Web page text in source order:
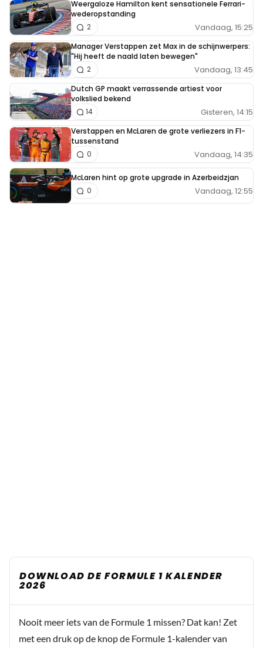
Weergaloze Hamilton kent sensationele Ferrari-
wederopstanding
Vandaag, 15:25
2
Manager Verstappen zet Max in de schijnwerpers:
"Hij heeft de naald laten bewegen"
Vandaag, 13:45
2
Dutch GP maakt verrassende artiest voor
volkslied bekend
Gisteren, 14:15
14
Verstappen en McLaren de grote verliezers in F1-
tussenstand
Vandaag, 14:35
0
McLaren hint op grote upgrade in Azerbeidzjan
Vandaag, 12:55
0
DOWNLOAD DE FORMULE 1 KALENDER
2026
Nooit meer iets van de Formule 1 missen? Dat kan! Zet
met een druk op de knop de Formule 1-kalender van